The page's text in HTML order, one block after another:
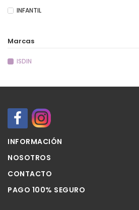
INFANTIL
Marcas
ISDIN
INFORMACIÓN
NOSOTROS
CONTACTO
PAGO 100% SEGURO